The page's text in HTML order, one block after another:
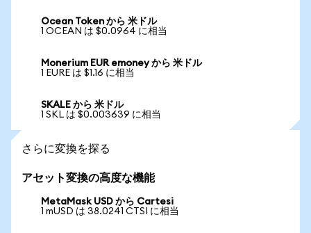
Ocean Token から 米ドル
1 OCEAN は $0.0964 に相当
Monerium EUR emoney から 米ドル
1 EURE は $1.16 に相当
SKALE から 米ドル
1 SKL は $0.003639 に相当
さらに変換を探る
アセット変換の高度な機能
MetaMask USD から Cartesi
1 mUSD は 38.0241 CTSI に相当